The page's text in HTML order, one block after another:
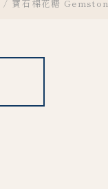
/ 寶石棉花糖